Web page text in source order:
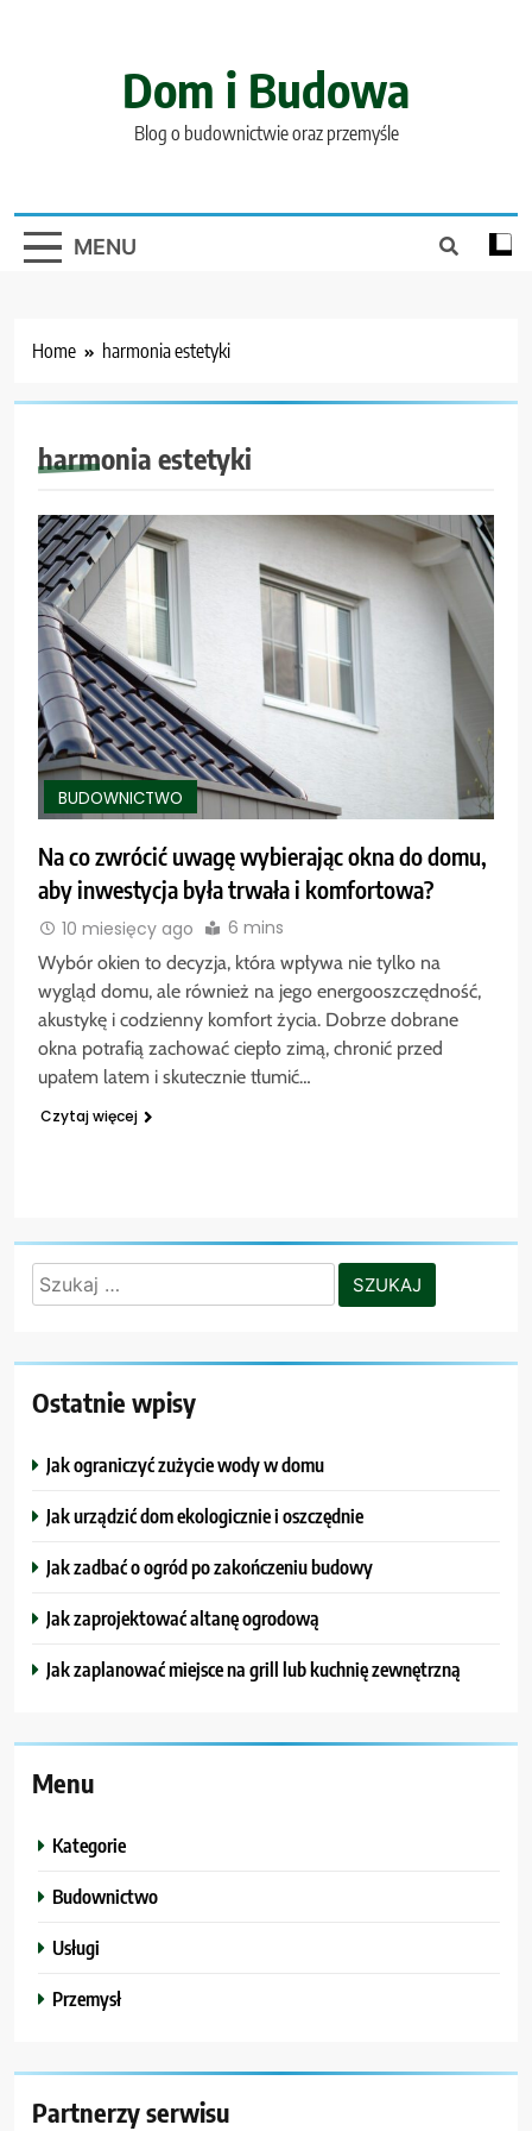
Dom i Budowa
Blog o budownictwie oraz przemyśle
MENU
Home harmonia estetyki
harmonia estetyki
BUDOWNICTWO
Na co zwrócić uwagę wybierając okna do domu,
aby inwestycja była trwała i komfortowa?
10 miesięcy ago 6 mins
Wybór okien to decyzja, która wpływa nie tylko na
wygląd domu, ale również na jego energooszczędność,
akustykę i codzienny komfort życia. Dobrze dobrane
okna potrafią zachować ciepło zimą, chronić przed
upałem latem i skutecznie tłumić…
Czytaj więcej
Szukaj:
Ostatnie wpisy
Jak ograniczyć zużycie wody w domu
Jak urządzić dom ekologicznie i oszczędnie
Jak zadbać o ogród po zakończeniu budowy
Jak zaprojektować altanę ogrodową
Jak zaplanować miejsce na grill lub kuchnię zewnętrzną
Menu
Kategorie
Budownictwo
Usługi
Przemysł
Partnerzy serwisu